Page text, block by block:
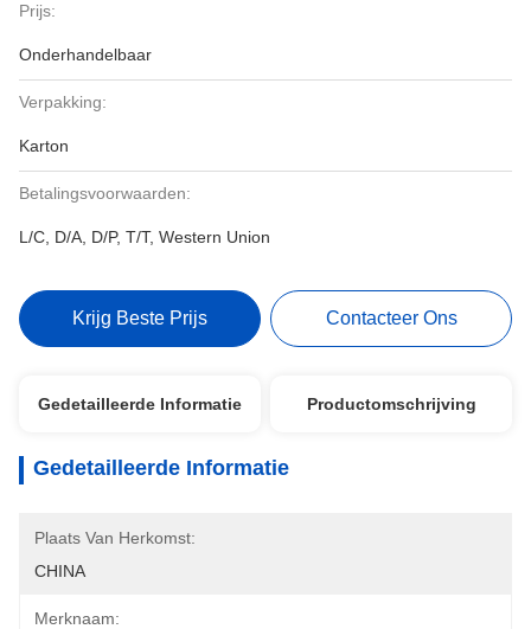
Prijs:
Onderhandelbaar
Verpakking:
Karton
Betalingsvoorwaarden:
L/C, D/A, D/P, T/T, Western Union
Krijg Beste Prijs Contacteer Ons
Gedetailleerde Informatie Productomschrijving
Gedetailleerde Informatie
Plaats Van Herkomst:
CHINA
Merknaam: